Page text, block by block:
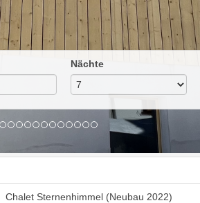
Nächte
Chalet Sternenhimmel (Neubau 2022)